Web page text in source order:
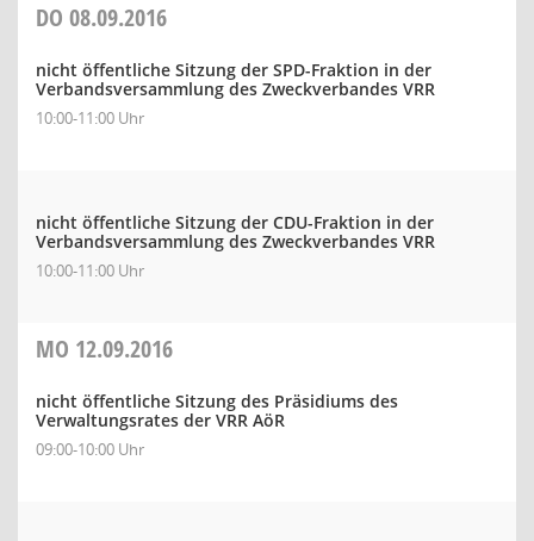
DO 08.09.2016
nicht öffentliche Sitzung der SPD-Fraktion in der
Verbandsversammlung des Zweckverbandes VRR
10:00-11:00 Uhr
nicht öffentliche Sitzung der CDU-Fraktion in der
Verbandsversammlung des Zweckverbandes VRR
10:00-11:00 Uhr
MO 12.09.2016
nicht öffentliche Sitzung des Präsidiums des
Verwaltungsrates der VRR AöR
09:00-10:00 Uhr